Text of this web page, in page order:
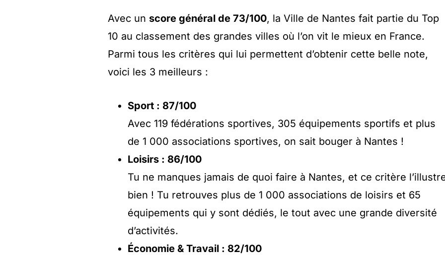
Avec un score général de 73/100, la Ville de Nantes fait partie du Top
10 au classement des grandes villes où l’on vit le mieux en France.
Parmi tous les critères qui lui permettent d’obtenir cette belle note,
voici les 3 meilleurs :
Sport : 87/100
Avec 119 fédérations sportives, 305 équipements sportifs et plus
de 1 000 associations sportives, on sait bouger à Nantes !
Loisirs : 86/100
Tu ne manques jamais de quoi faire à Nantes, et ce critère
bien ! Tu retrouves plus de 1 000 associations de loisirs et 65
équipements qui y sont dédiés, le tout avec une grande diversité
d’activités.
Économie & Travail : 82/100